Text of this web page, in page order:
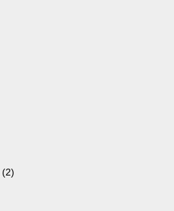
(2)